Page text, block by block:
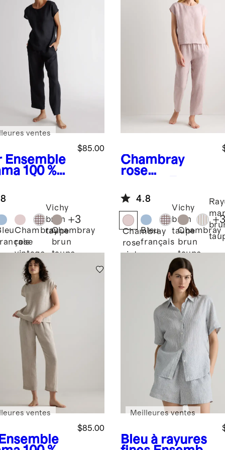
Ensemble
100 %
$85.00
ventes
Chambray
rose
vintage
Vichy
brun
taupe
Chambray
brun
taupe
+3
Chambray
rose
ble pyjama
100 % lin
européen
4.8
Chambray
rose
vintage
Bleu
français
Vichy
brun
taupe
Chambray
brun
taupe
+
$85.00
ventes
Bleu à rayures
Meilleures ventes